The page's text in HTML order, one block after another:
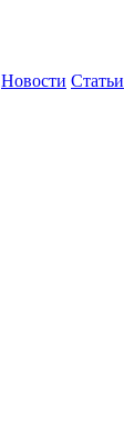
Новости Статьи